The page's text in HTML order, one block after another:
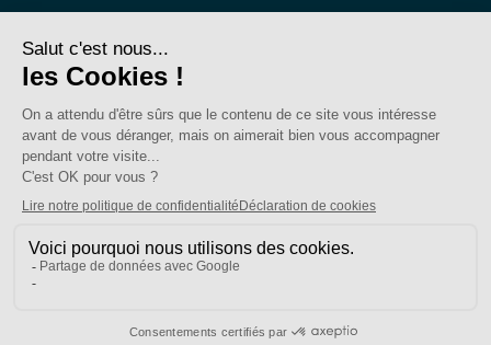
SE-Unsa est un syndicat de l’UNSA
Politique de confidentialité